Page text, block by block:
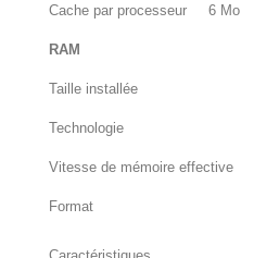
Cache par processeur 6 Mo
RAM
Taille installée
Technologie
Vitesse de mémoire effective
Format